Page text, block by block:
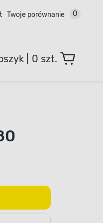
Twoje porównanie 0
0 szt.